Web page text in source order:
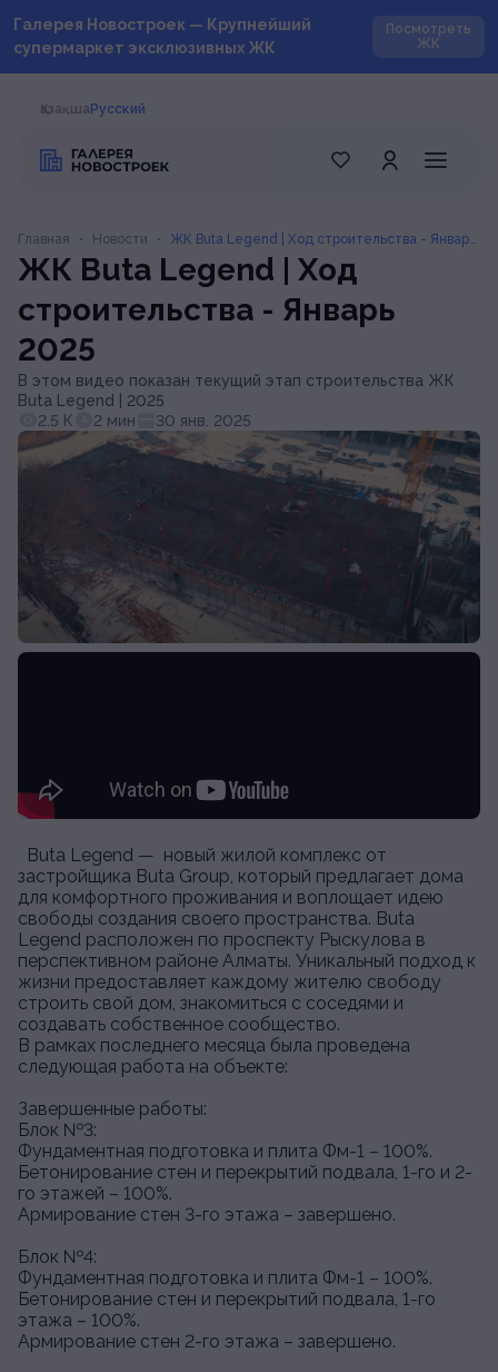
Галерея Новостроек — Крупнейший
супермаркет эксклюзивных ЖК
Посмотреть
ЖК
Қазақша Русский
Главная • Новости •
ЖК ‎Buta Legend | Ход строительства - Январь
2025
ЖК ‎Buta Legend | Ход
строительства - Январь
2025
В этом видео показан текущий этап строительства ЖК
‎Buta Legend | 2025
2.5 К
2 мин 30 янв. 2025
Buta Legend — новый жилой комплекс от
застройщика Buta Group, который предлагает дома
для комфортного проживания и воплощает идею
свободы создания своего пространства. Buta
Legend расположен по проспекту Рыскулова в
перспективном районе Алматы. Уникальный подход к
жизни предоставляет каждому жителю свободу
строить свой дом, знакомиться с соседями и
создавать собственное сообщество.
В рамках последнего месяца была проведена
следующая работа на объекте:
Завершенные работы:
Блок №3:
Фундаментная подготовка и плита Фм-1 – 100%.
Бетонирование стен и перекрытий подвала, 1-го и 2-
го этажей – 100%.
Армирование стен 3-го этажа – завершено.
Блок №4:
Фундаментная подготовка и плита Фм-1 – 100%.
Бетонирование стен и перекрытий подвала, 1-го
этажа – 100%.
Армирование стен 2-го этажа – завершено.